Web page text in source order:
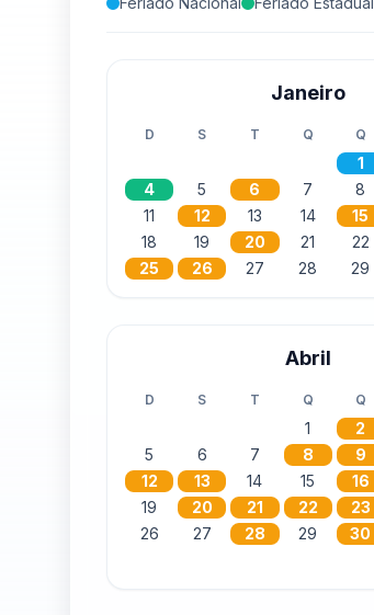
Janeiro
D S T Q Q
1
4
5 6 7 8
11
12 13 14 15
18
19 20 21 22
25
26 27 28 29
Abril
D S T Q Q
1 2
5
6 7 8 9
12
13 14 15 16
19
20 21 22 23
26
27 28 29 30